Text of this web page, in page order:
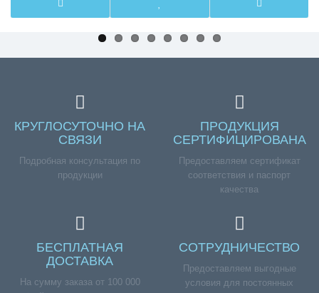
КРУГЛОСУТОЧНО НА
СВЯЗИ
Подробная консультация по
продукции
ПРОДУКЦИЯ
СЕРТИФИЦИРОВАНА
Предоставляем сертификат
соответствия и паспорт
качества
БЕСПЛАТНАЯ
ДОСТАВКА
На сумму заказа от 100 000
СОТРУДНИЧЕСТВО
Предоставляем выгодные
условия для постоянных